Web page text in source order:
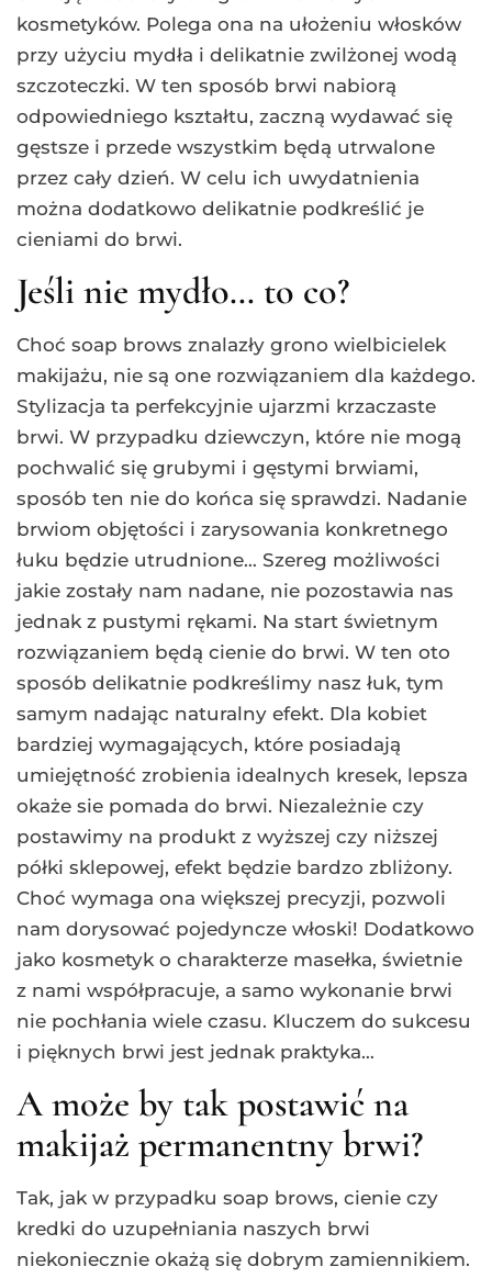
kosmetyków. Polega ona na ułożeniu włosków
przy użyciu mydła i delikatnie zwilżonej wodą
szczoteczki. W ten sposób brwi nabiorą
odpowiedniego kształtu, zaczną wydawać się
gęstsze i przede wszystkim będą utrwalone
przez cały dzień. W celu ich uwydatnienia
można dodatkowo delikatnie podkreślić je
cieniami do brwi.
Jeśli nie mydło… to co?
Choć soap brows znalazły grono wielbicielek
makijażu, nie są one rozwiązaniem dla każdego.
Stylizacja ta perfekcyjnie ujarzmi krzaczaste
brwi. W przypadku dziewczyn, które nie mogą
pochwalić się grubymi i gęstymi brwiami,
sposób ten nie do końca się sprawdzi. Nadanie
brwiom objętości i zarysowania konkretnego
łuku będzie utrudnione… Szereg możliwości
jakie zostały nam nadane, nie pozostawia nas
jednak z pustymi rękami. Na start świetnym
rozwiązaniem będą cienie do brwi. W ten oto
sposób delikatnie podkreślimy nasz łuk, tym
samym nadając naturalny efekt. Dla kobiet
bardziej wymagających, które posiadają
umiejętność zrobienia idealnych kresek, lepsza
okaże sie pomada do brwi. Niezależnie czy
postawimy na produkt z wyższej czy niższej
półki sklepowej, efekt będzie bardzo zbliżony.
Choć wymaga ona większej precyzji, pozwoli
nam dorysować pojedyncze włoski! Dodatkowo
jako kosmetyk o charakterze masełka, świetnie
z nami współpracuje, a samo wykonanie brwi
nie pochłania wiele czasu. Kluczem do sukcesu
i pięknych brwi jest jednak praktyka…
A może by tak postawić na
makijaż permanentny brwi?
Tak, jak w przypadku soap brows, cienie czy
kredki do uzupełniania naszych brwi
niekoniecznie okażą się dobrym zamiennikiem.